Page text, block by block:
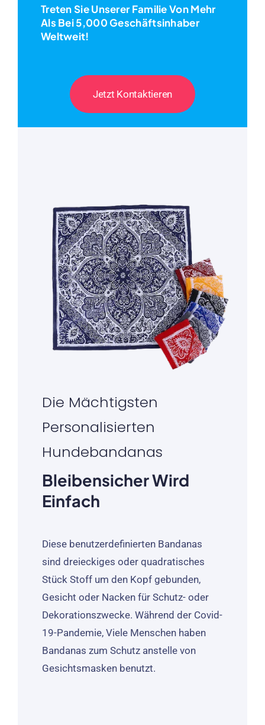
Treten Sie Unserer Familie Von Mehr
Als Bei 5,000 Geschäftsinhaber
Weltweit!
Jetzt Kontaktieren
Die Mächtigsten
Personalisierten
Hundebandanas
Bleibensicher Wird
Einfach
Diese benutzerdefinierten Bandanas
sind dreieckiges oder quadratisches
Stück Stoff um den Kopf gebunden,
Gesicht oder Nacken für Schutz- oder
Dekorationszwecke. Während der Covid-
19-Pandemie, Viele Menschen haben
Bandanas zum Schutz anstelle von
Gesichtsmasken benutzt.